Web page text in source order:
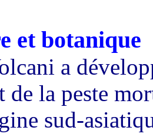
et botanique
a
de la peste
sud-